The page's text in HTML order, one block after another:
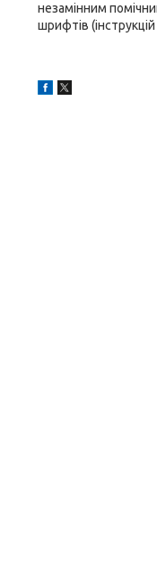
незамінним
шрифтів